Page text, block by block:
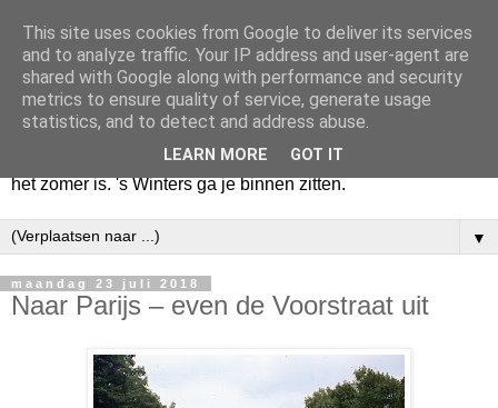
Huize Zeezicht
Als het lente is, lees ik een krant op een terras en drink een
latte uit een glas. Of om het even een boek met een
cappuccino of een dubbele espresso. Maar dat kan ook als
het zomer is. 's Winters ga je binnen zitten.
▼
maandag 23 juli 2018
Naar Parijs – even de Voorstraat uit
This site uses cookies from Google to deliver its services
and to analyze traffic. Your IP address and user-agent are
shared with Google along with performance and security
metrics to ensure quality of service, generate usage
statistics, and to detect and address abuse.
LEARN MORE GOT IT